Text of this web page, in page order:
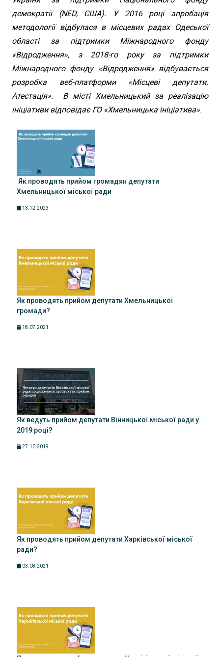
демократії (NED, США). У 2016 році апробація
методології відбулася в місцевих радах Одеської
області за підтримки Міжнародного фонду
«Відродження», з 2018-го року за підтримки
Міжнародного фонду «Відродження» відбувається
розробка веб-платформи «Місцеві депутати.
Атестація». В місті Хмельницький за реалізацію
ініціативи відповідає ГО «Хмельницька ініціатива».
Як проводять прийом громадян депутати
Хмельницької міської ради
13.12.2023
Як проводять прийом депутати Хмельницької
громади?
18.07.2021
Як ведуть прийом депутати Вінницької міської ради у
2019 році?
27.10.2019
Як проводять прийом депутати Харківської міської
ради?
03.08.2021